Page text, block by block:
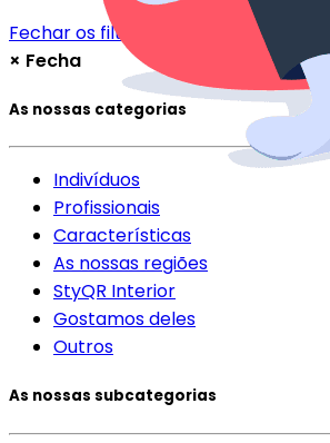
Fechar os filtros
× Fecha
As nossas categorias
Indivíduos
Profissionais
Características
As nossas regiões
StyQR Interior
Gostamos deles
Outros
As nossas subcategorias